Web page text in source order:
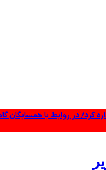
از امتیازدهی آمریکا! +فیلم
عربستان را خنثی کرد +فیلم